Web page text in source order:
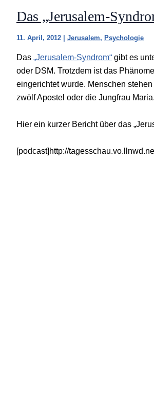
Das „Jerusalem-
11. April, 2012 Jerusalem, Psychologie
Das „Jerusalem-Syndrom“ gibt es
oder DSM. Trotzdem ist das
eingerichtet wurde. Menschen
zwölf Apostel oder die Jungfrau Maria.
Hier ein kurzer Bericht über das
[podcast]http://